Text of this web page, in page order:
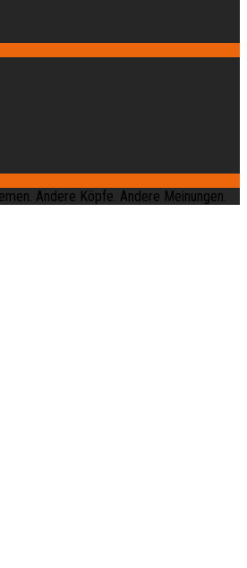
Andere Köpfe. Andere Meinungen.